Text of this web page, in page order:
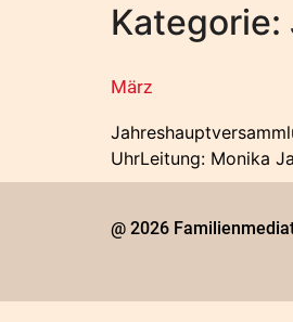
Kategorie:
März
UhrLeitung: Monika
@ 2026